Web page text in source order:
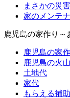
まさかの災
家のメンテ
鹿児島の家作り～
鹿児島の家
鹿児島の火
土地代
家代
もらえる補